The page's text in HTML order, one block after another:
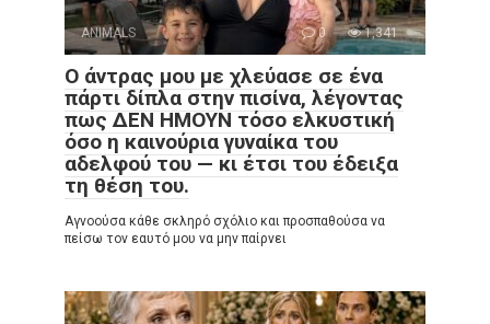
ANIMALS 0 1,341
Ο άντρας μου με χλεύασε σε ένα
πάρτι δίπλα στην πισίνα, λέγοντας
πως ΔΕΝ ΗΜΟΥΝ τόσο ελκυστική
όσο η καινούρια γυναίκα του
αδελφού του — κι έτσι του έδειξα
τη θέση του.
Αγνοούσα κάθε σκληρό σχόλιο και προσπαθούσα να
πείσω τον εαυτό μου να μην παίρνει